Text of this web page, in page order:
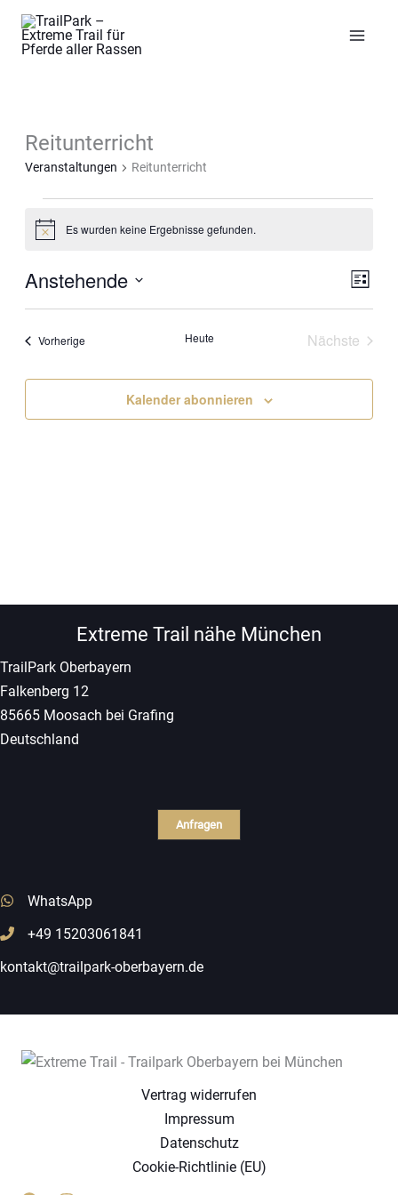
Zum
Inhalt
springen
Reitunterricht
Veranstaltungen Reitunterricht
Notice Es wurden keine Ergebnisse gefunden.
Liste
Anstehende
Datum
Vorherige Heute
Nächste
Kalender abonnieren
Extreme Trail nähe München
TrailPark Oberbayern
Falkenberg 12
85665 Moosach bei Grafing
Deutschland
Anfragen
WhatsApp
+49 15203061841
kontakt@trailpark-oberbayern.de
Vertrag widerrufen
Impressum
Datenschutz
Cookie-Richtlinie (EU)